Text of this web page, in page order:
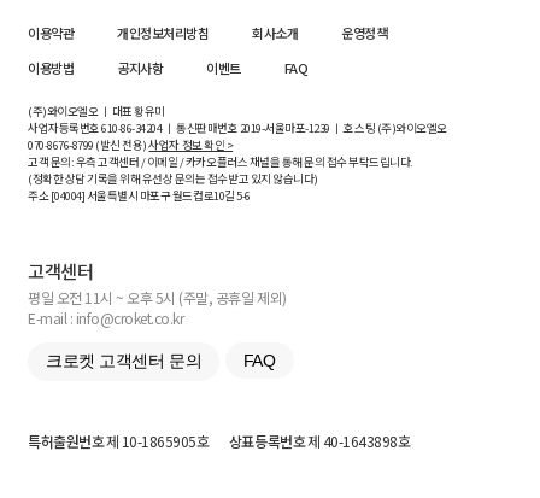
이용약관 개인정보처리방침 회사소개
운영정책
이용방법
공지사항 이벤트 FAQ
(주)와이오엘오 ㅣ 대표 황유미
사업자등록번호610-86-34204ㅣ 통신판매번호 2019-서울마포-1239 ㅣ 호스팅 (주)와이오엘오
070-8676-8799 (발신 전용)사업자 정보 확인 >
고객 문의: 우측 고객센터 / 이메일 / 카카오플러스 채널을 통해 문의 접수 부탁드립니다.
(정확한 상담 기록을 위해 유선상 문의는 접수받고 있지 않습니다)
주소 [04004] 서울특별시 마포구 월드컵로10길5-6
고객센터
평일 오전 11시 ~ 오후 5시 (주말, 공휴일 제외)
E-mail : info@croket.co.kr
크로켓 고객센터 문의 FAQ
특허출원번호제 10-1865905호 상표등록번호제 40-1643898호